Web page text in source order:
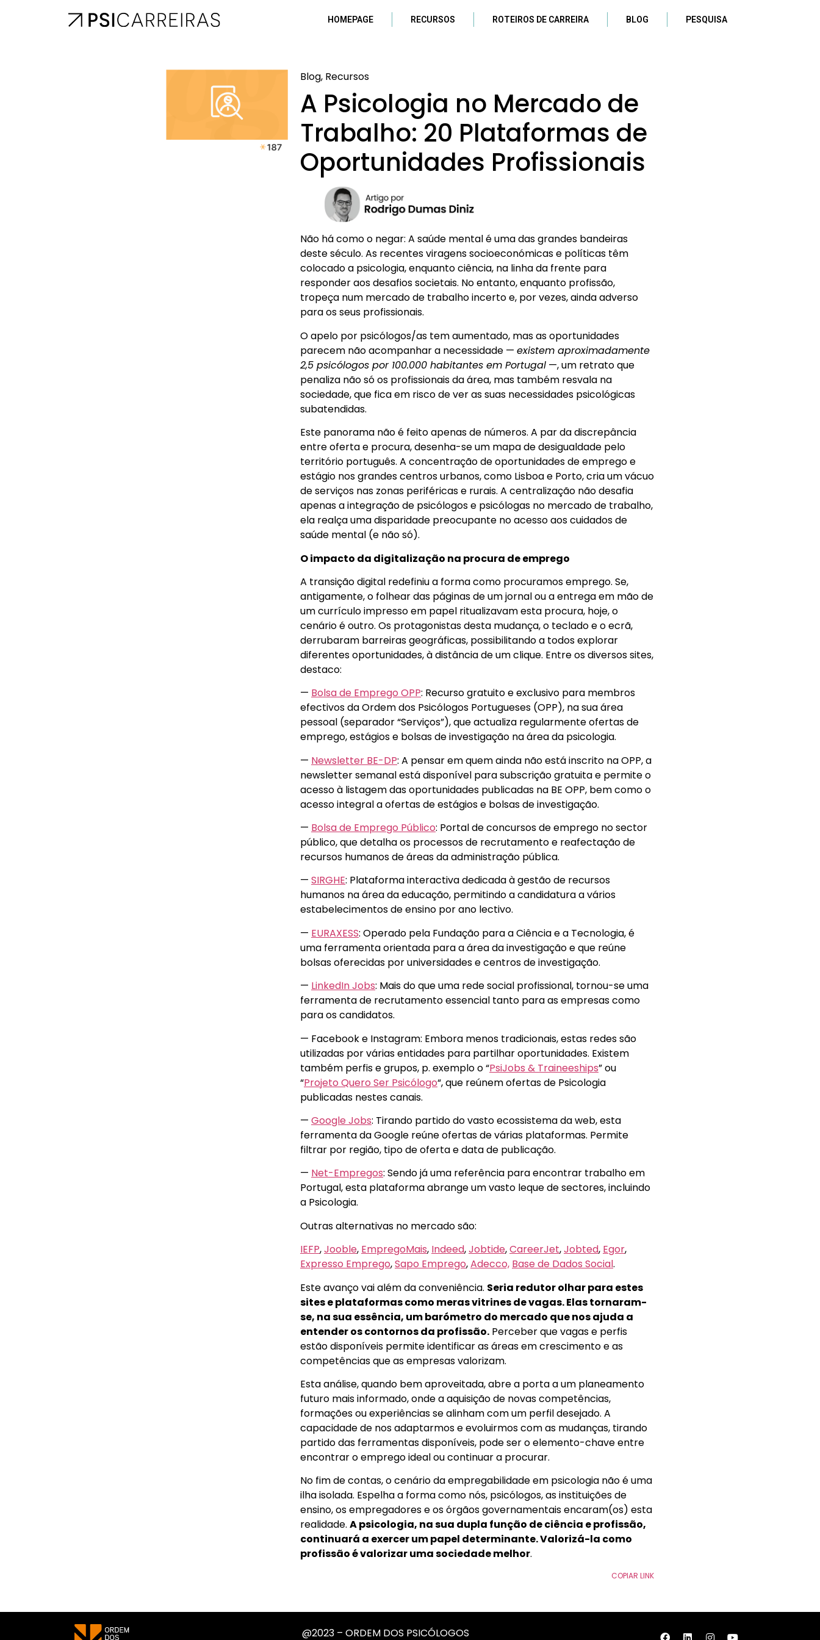
HOMEPAGE RECURSOS ROTEIROS DE CARREIRA BLOG PESQUISA
Blog, Recursos
A Psicologia no Mercado de
Trabalho: 20 Plataformas de
Oportunidades Profissionais
Não há como o negar: A saúde mental é uma das grandes bandeiras
deste século. As recentes viragens socioeconómicas e políticas têm
colocado a psicologia, enquanto ciência, na linha da frente para
responder aos desafios societais. No entanto, enquanto profissão,
tropeça num mercado de trabalho incerto e, por vezes, ainda adverso
para os seus profissionais.
O apelo por psicólogos/as tem aumentado, mas as oportunidades
parecem não acompanhar a necessidade — existem aproximadamente
2,5 psicólogos por 100.000 habitantes em Portugal —, um retrato que
penaliza não só os profissionais da área, mas também resvala na
sociedade, que fica em risco de ver as suas necessidades psicológicas
subatendidas.
Este panorama não é feito apenas de números. A par da discrepância
entre oferta e procura, desenha-se um mapa de desigualdade pelo
território português. A concentração de oportunidades de emprego e
estágio nos grandes centros urbanos, como Lisboa e Porto, cria um vácuo
de serviços nas zonas periféricas e rurais. A centralização não desafia
apenas a integração de psicólogos e psicólogas no mercado de trabalho,
ela realça uma disparidade preocupante no acesso aos cuidados de
saúde mental (e não só).
O impacto da digitalização na procura de emprego
A transição digital redefiniu a forma como procuramos emprego. Se,
antigamente, o folhear das páginas de um jornal ou a entrega em mão de
um currículo impresso em papel ritualizavam esta procura, hoje, o
cenário é outro. Os protagonistas desta mudança, o teclado e o ecrã,
derrubaram barreiras geográficas, possibilitando a todos explorar
diferentes oportunidades, à distância de um clique. Entre os diversos sites,
destaco:
— Bolsa de Emprego OPP: Recurso gratuito e exclusivo para membros
efectivos da Ordem dos Psicólogos Portugueses (OPP), na sua área
pessoal (separador “Serviços”), que actualiza regularmente ofertas de
emprego, estágios e bolsas de investigação na área da psicologia.
— Newsletter BE-DP: A pensar em quem ainda não está inscrito na OPP, a
newsletter semanal está disponível para subscrição gratuita e permite o
acesso à listagem das oportunidades publicadas na BE OPP, bem como o
acesso integral a ofertas de estágios e bolsas de investigação.
— Bolsa de Emprego Público: Portal de concursos de emprego no sector
público, que detalha os processos de recrutamento e reafectação de
recursos humanos de áreas da administração pública.
— SIRGHE: Plataforma interactiva dedicada à gestão de recursos
humanos na área da educação, permitindo a candidatura a vários
estabelecimentos de ensino por ano lectivo.
— EURAXESS: Operado pela Fundação para a Ciência e a Tecnologia, é
uma ferramenta orientada para a área da investigação e que reúne
bolsas oferecidas por universidades e centros de investigação.
— LinkedIn Jobs: Mais do que uma rede social profissional, tornou-se uma
ferramenta de recrutamento essencial tanto para as empresas como
para os candidatos.
— Facebook e Instagram: Embora menos tradicionais, estas redes são
utilizadas por várias entidades para partilhar oportunidades. Existem
também perfis e grupos, p. exemplo o “PsiJobs & Traineeships” ou
“Projeto Quero Ser Psicólogo“, que reúnem ofertas de Psicologia
publicadas nestes canais.
— Google Jobs: Tirando partido do vasto ecossistema da web, esta
ferramenta da Google reúne ofertas de várias plataformas. Permite
filtrar por região, tipo de oferta e data de publicação.
— Net-Empregos: Sendo já uma referência para encontrar trabalho em
Portugal, esta plataforma abrange um vasto leque de sectores, incluindo
a Psicologia.
Outras alternativas no mercado são:
IEFP,Jooble, EmpregoMais, Indeed,Jobtide,CareerJet,Jobted, Egor,
Expresso Emprego,Sapo Emprego,Adecco, Base de Dados Social.
Este avanço vai além da conveniência. Seria redutor olhar para estes
sites e plataformas como meras vitrines de vagas. Elas tornaram-
se, na sua essência, um barómetro do mercado que nos ajuda a
entender os contornos da profissão. Perceber que vagas e perfis
estão disponíveis permite identificar as áreas em crescimento e as
competências que as empresas valorizam.
Esta análise, quando bem aproveitada, abre a porta a um planeamento
futuro mais informado, onde a aquisição de novas competências,
formações ou experiências se alinham com um perfil desejado. A
capacidade de nos adaptarmos e evoluirmos com as mudanças, tirando
partido das ferramentas disponíveis, pode ser o elemento-chave entre
encontrar o emprego ideal ou continuar a procurar.
No fim de contas, o cenário da empregabilidade em psicologia não é uma
ilha isolada. Espelha a forma como nós, psicólogos, as instituições de
ensino, os empregadores e os órgãos governamentais encaram(os) esta
realidade. A psicologia, na sua dupla função de ciência e profissão,
continuará a exercer um papel determinante. Valorizá-la como
profissão é valorizar uma sociedade melhor.
COPIAR LINK
@2023 – ORDEM DOS PSICÓLOGOS